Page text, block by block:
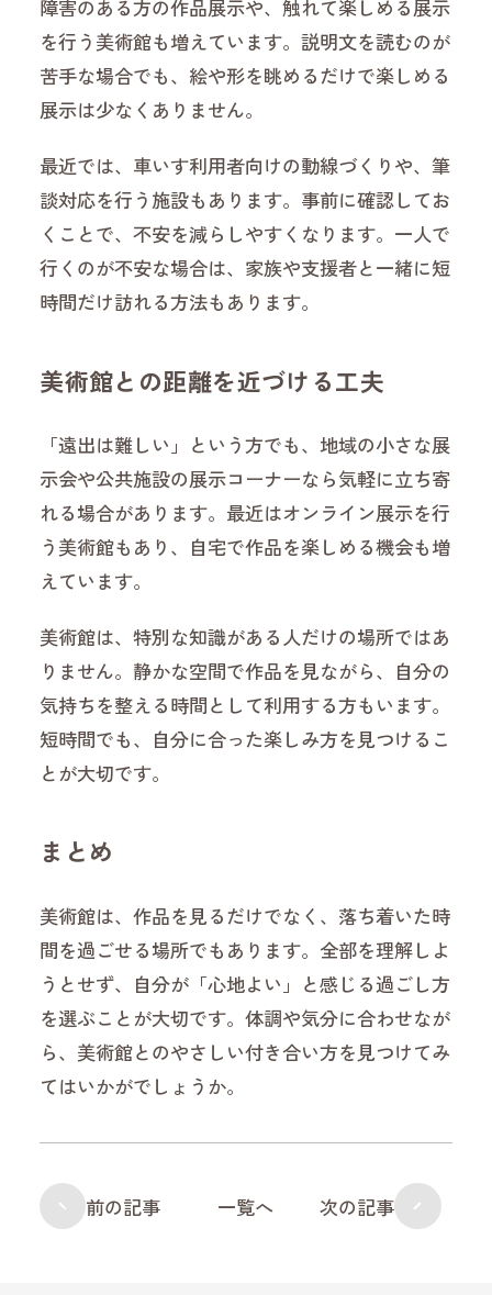
障害のある方の作品展示や、触れて楽しめる展示
を行う美術館も増えています。説明文を読むのが
苦手な場合でも、絵や形を眺めるだけで楽しめる
展示は少なくありません。
最近では、車いす利用者向けの動線づくりや、筆
談対応を行う施設もあります。事前に確認してお
くことで、不安を減らしやすくなります。一人で
行くのが不安な場合は、家族や支援者と一緒に短
時間だけ訪れる方法もあります。
美術館との距離を近づける工夫
「遠出は難しい」という方でも、地域の小さな展
示会や公共施設の展示コーナーなら気軽に立ち寄
れる場合があります。最近はオンライン展示を行
う美術館もあり、自宅で作品を楽しめる機会も増
えています。
美術館は、特別な知識がある人だけの場所ではあ
りません。静かな空間で作品を見ながら、自分の
気持ちを整える時間として利用する方もいます。
短時間でも、自分に合った楽しみ方を見つけるこ
とが大切です。
まとめ
美術館は、作品を見るだけでなく、落ち着いた時
間を過ごせる場所でもあります。全部を理解しよ
うとせず、自分が「心地よい」と感じる過ごし方
を選ぶことが大切です。体調や気分に合わせなが
ら、美術館とのやさしい付き合い方を見つけてみ
てはいかがでしょうか。
前の記事 一覧へ 次の記事